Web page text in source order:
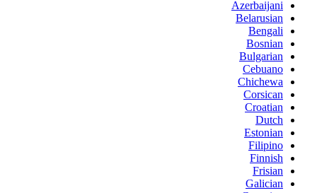
Azerbaijani
Belarusian
Bengali
Bosnian
Bulgarian
Cebuano
Chichewa
Corsican
Croatian
Dutch
Estonian
Filipino
Finnish
Frisian
Galician